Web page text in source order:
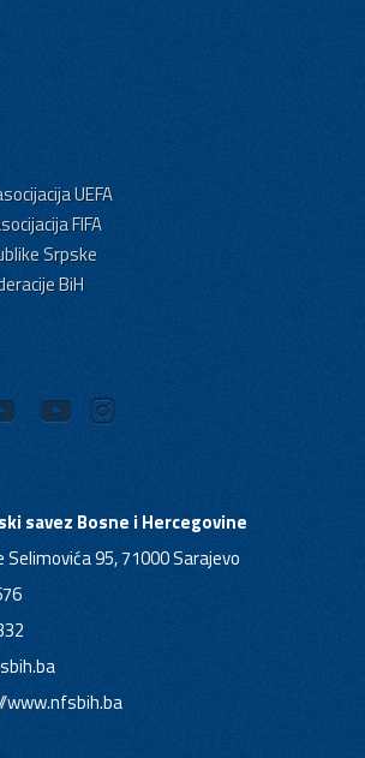
UEFA
FIFA
Srpske
BiH
savez Bosne i Hercegovine
95, 71000 Sarajevo